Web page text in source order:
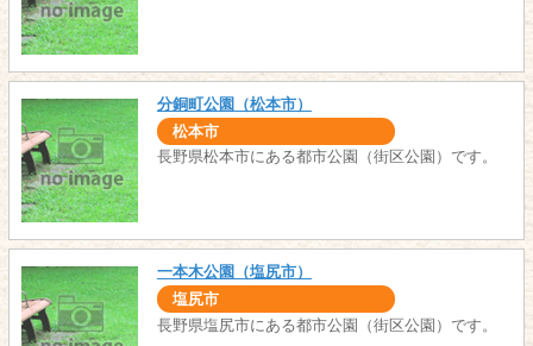
分銅町公園（松本市）
松本市
長野県松本市にある都市公園（街区公園）です。
一本木公園（塩尻市）
塩尻市
長野県塩尻市にある都市公園（街区公園）です。